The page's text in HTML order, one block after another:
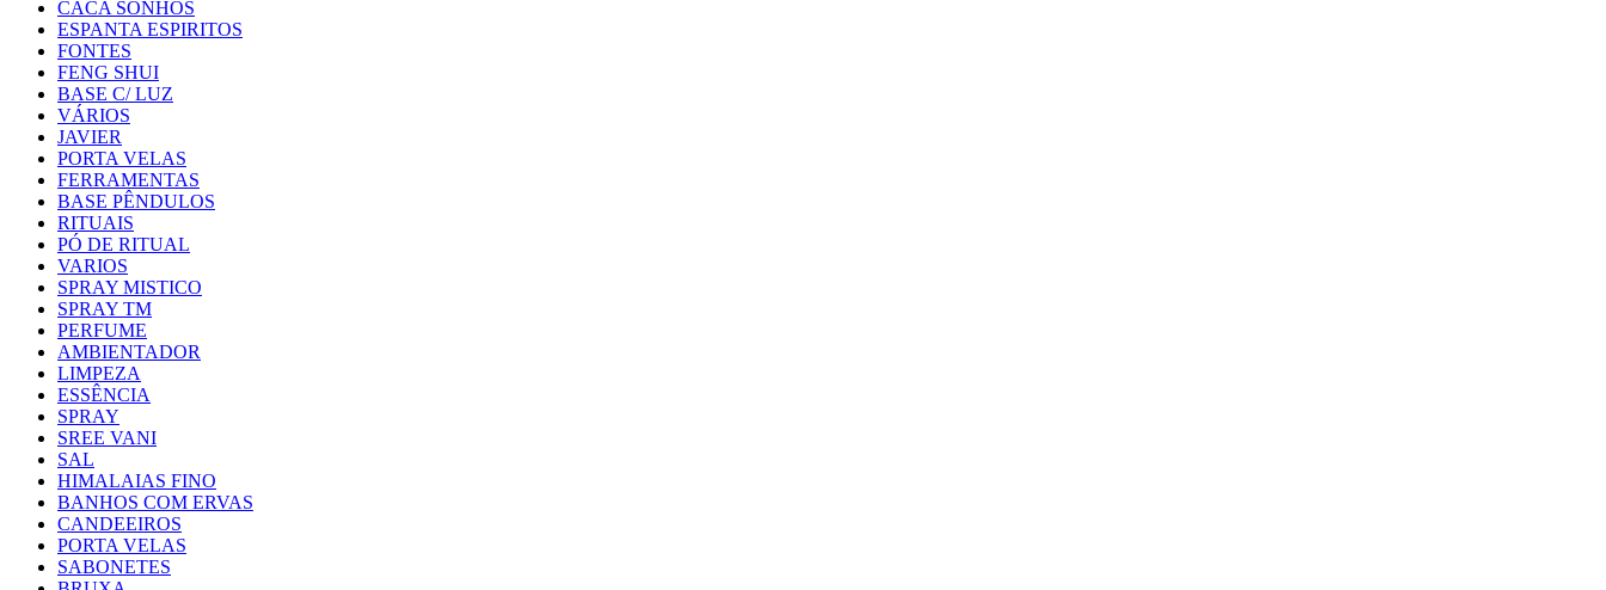
CACA SONHOS
ESPANTA ESPIRITOS
FONTES
FENG SHUI
BASE C/ LUZ
VÁRIOS
JAVIER
PORTA VELAS
FERRAMENTAS
BASE PÊNDULOS
RITUAIS
PÓ DE RITUAL
VARIOS
SPRAY MISTICO
SPRAY TM
PERFUME
AMBIENTADOR
LIMPEZA
ESSÊNCIA
SPRAY
SREE VANI
SAL
HIMALAIAS FINO
BANHOS COM ERVAS
CANDEEIROS
PORTA VELAS
SABONETES